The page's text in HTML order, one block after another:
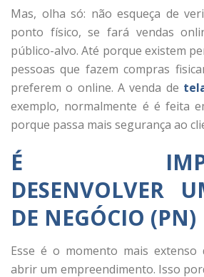
Mas, olha só: não esqueça de
ponto físico, se fará vendas
público-alvo. Até porque existem
pessoas que fazem compras
preferem o online. A venda de
exemplo, normalmente é é feita
porque passa mais segurança ao
É
DESENVOLVER
DE NEGÓCIO (PN)
Esse é o momento mais extenso
abrir um empreendimento. Isso